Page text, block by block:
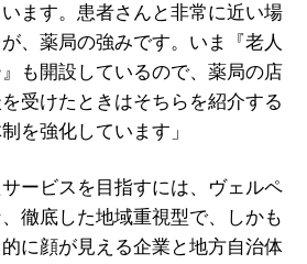
ます。患者さんと非常に近い場
、薬局の強みです。いま『老人
も開設しているので、薬局の店
受けたときはそちらを紹介する
を強化しています」
ービスを目指すには、ヴェルペ
徹底した地域重視型で、しかも
的に顔が見える企業と地方自治体